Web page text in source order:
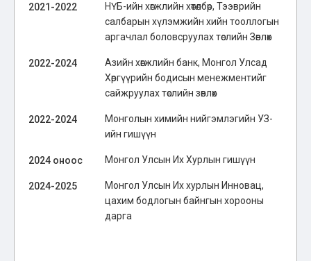
2021-2022
НҮБ-ийн хөгжлийн хөтөлбөр, Тээврийн
салбарын хүлэмжийн хийн тооллогын
аргачлал боловсруулах төслийн Зөвлөх
2022-2024
Азийн хөгжлийн банк, Монгол Улсад
Хөргүүрийн бодисын менежментийг
сайжруулах төслийн зөвлөх
2022-2024
Монголын химийн нийгэмлэгийн УЗ-
ийн гишүүн
2024 оноос Монгол Улсын Их Хурлын гишүүн
2024-2025
Монгол Улсын Их хурлын Инновац,
цахим бодлогын байнгын хорооны
дарга